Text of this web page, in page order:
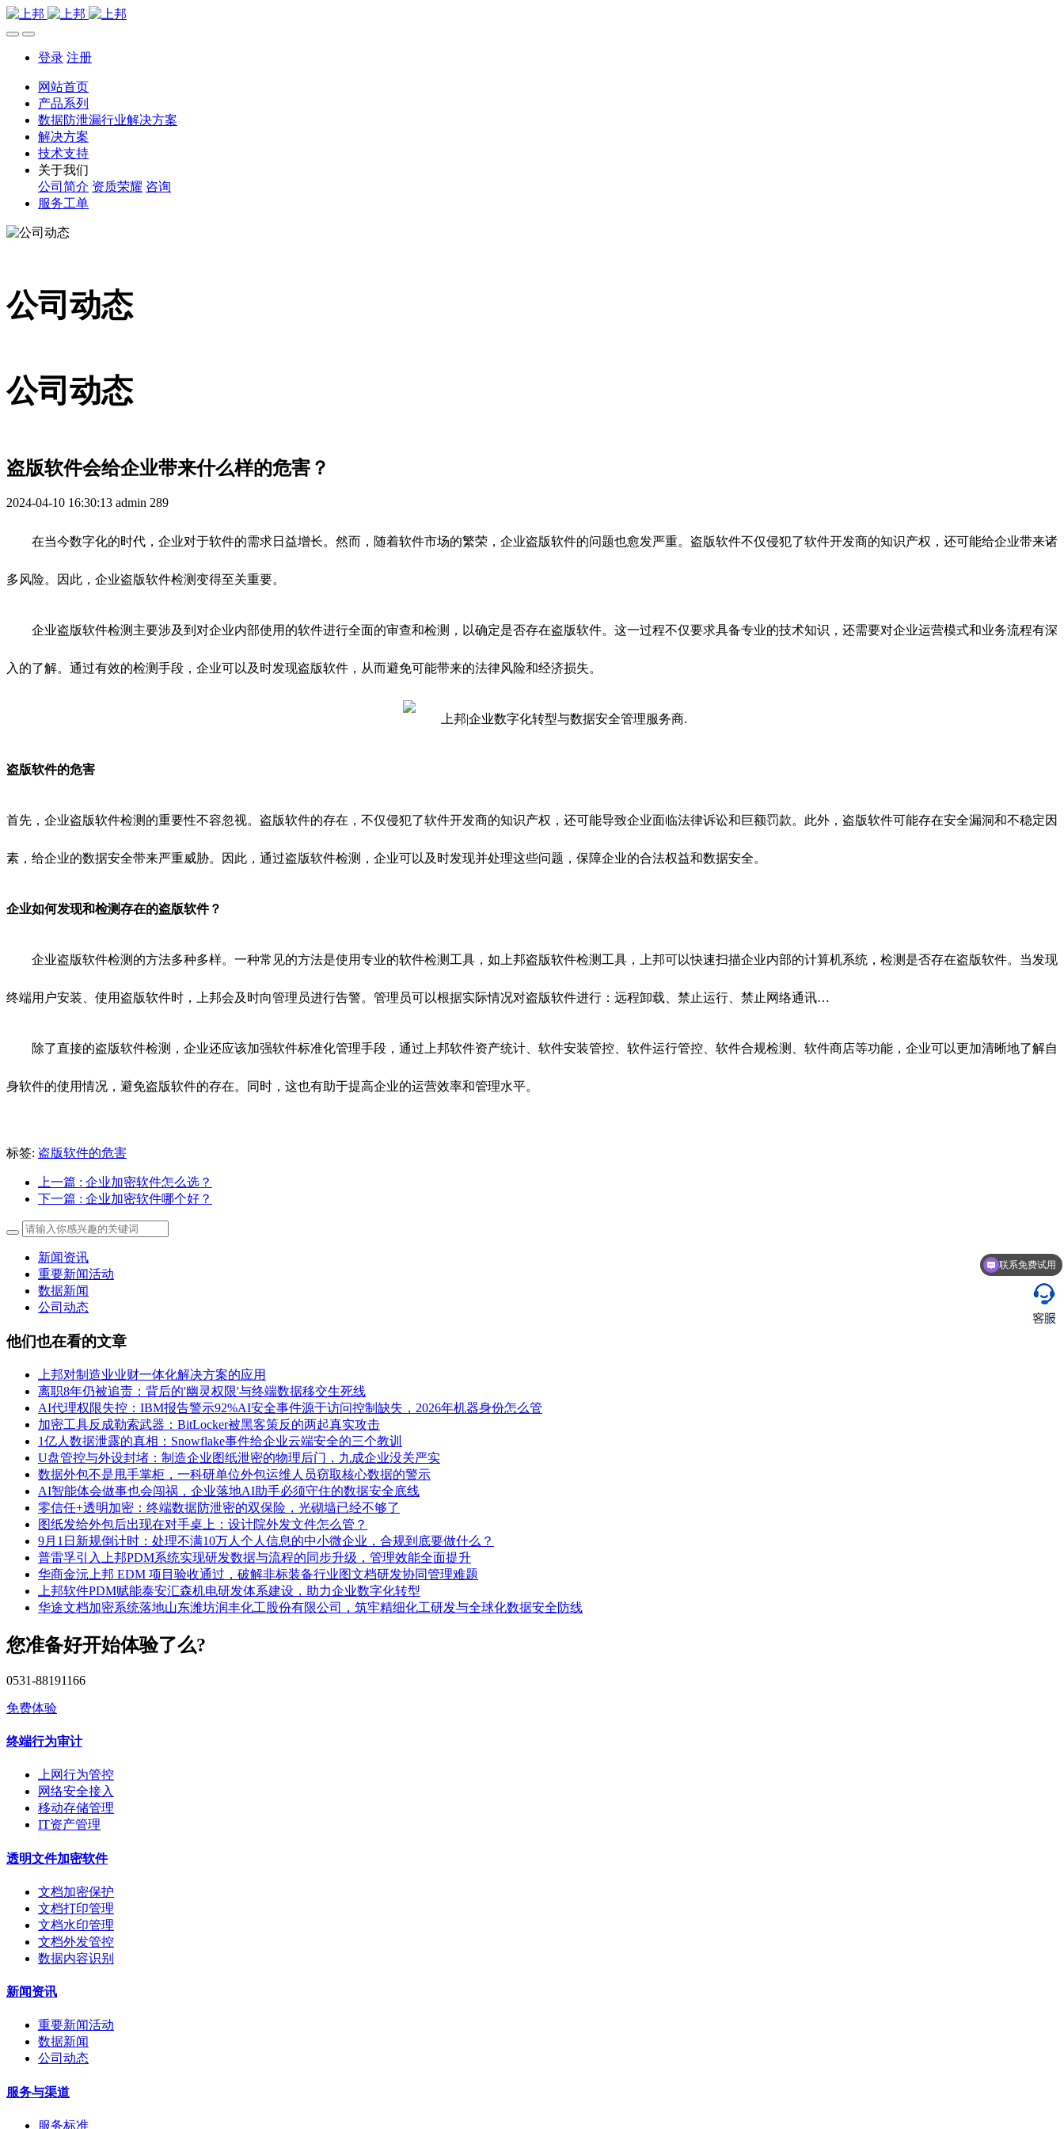
登录 注册
网站首页
产品系列
数据防泄漏行业解决方案
解决方案
技术支持
关于我们
公司简介 资质荣耀 咨询
服务工单
公司动态
公司动态
盗版软件会给企业带来什么样的危害？
2024-04-10 16:30:13 admin 289
在当今数字化的时代，企业对于软件的需求日益增长。然而，随着软件市场的繁荣，企业盗版软件的问题也愈发严重。盗版软件不仅侵犯了软件开发商的知识产权，还可能给企业带来诸
多风险。因此，企业盗版软件检测变得至关重要。
企业盗版软件检测主要涉及到对企业内部使用的软件进行全面的审查和检测，以确定是否存在盗版软件。这一过程不仅要求具备专业的技术知识，还需要对企业运营模式和业务流程有深
入的了解。通过有效的检测手段，企业可以及时发现盗版软件，从而避免可能带来的法律风险和经济损失。
盗版软件的危害
首先，企业盗版软件检测的重要性不容忽视。盗版软件的存在，不仅侵犯了软件开发商的知识产权，还可能导致企业面临法律诉讼和巨额罚款。此外，盗版软件可能存在安全漏洞和不稳定因
素，给企业的数据安全带来严重威胁。因此，通过盗版软件检测，企业可以及时发现并处理这些问题，保障企业的合法权益和数据安全。
企业如何发现和检测存在的盗版软件？
企业盗版软件检测的方法多种多样。一种常见的方法是使用专业的软件检测工具，如上邦盗版软件检测工具，上邦可以快速扫描企业内部的计算机系统，检测是否存在盗版软件。当发现
终端用户安装、使用盗版软件时，上邦会及时向管理员进行告警。管理员可以根据实际情况对盗版软件进行：远程卸载、禁止运行、禁止网络通讯…
除了直接的盗版软件检测，企业还应该加强软件标准化管理手段，通过上邦软件资产统计、软件安装管控、软件运行管控、软件合规检测、软件商店等功能，企业可以更加清晰地了解自
身软件的使用情况，避免盗版软件的存在。同时，这也有助于提高企业的运营效率和管理水平。
标签: 盗版软件的危害
上一篇 : 企业加密软件怎么选？
下一篇 : 企业加密软件哪个好？
新闻资讯
重要新闻活动
数据新闻
公司动态
他们也在看的文章
上邦对制造业业财一体化解决方案的应用
离职8年仍被追责：背后的'幽灵权限'与终端数据移交生死线
AI代理权限失控：IBM报告警示92%AI安全事件源于访问控制缺失，2026年机器身份怎么管
加密工具反成勒索武器：BitLocker被黑客策反的两起真实攻击
1亿人数据泄露的真相：Snowflake事件给企业云端安全的三个教训
U盘管控与外设封堵：制造企业图纸泄密的物理后门，九成企业没关严实
数据外包不是甩手掌柜，一科研单位外包运维人员窃取核心数据的警示
AI智能体会做事也会闯祸，企业落地AI助手必须守住的数据安全底线
零信任+透明加密：终端数据防泄密的双保险，光砌墙已经不够了
图纸发给外包后出现在对手桌上：设计院外发文件怎么管？
9月1日新规倒计时：处理不满10万人个人信息的中小微企业，合规到底要做什么？
普雷孚引入上邦PDM系统实现研发数据与流程的同步升级，管理效能全面提升
华商金沅上邦 EDM 项目验收通过，破解非标装备行业图文档研发协同管理难题
上邦软件PDM赋能泰安汇森机电研发体系建设，助力企业数字化转型
华途文档加密系统落地山东潍坊润丰化工股份有限公司，筑牢精细化工研发与全球化数据安全防线
您准备好开始体验了么?
0531-88191166
免费体验
终端行为审计
上网行为管控
网络安全接入
移动存储管理
IT资产管理
透明文件加密软件
文档加密保护
文档打印管理
文档水印管理
文档外发管控
数据内容识别
新闻资讯
重要新闻活动
数据新闻
公司动态
服务与渠道
服务标准
联系免费试用